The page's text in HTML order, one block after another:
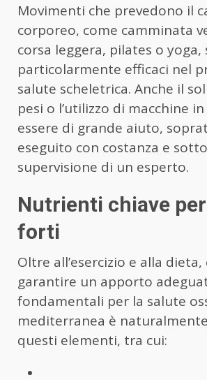
Movimenti che prevedono il
corporeo, come camminata
corsa leggera, pilates o yoga,
particolarmente efficaci nel
salute scheletrica. Anche il
pesi o l’utilizzo di macchine
essere di grande aiuto,
eseguito con costanza e
supervisione di un esperto.
Nutrienti chiave
forti
Oltre all’esercizio e alla
garantire un apporto
fondamentali per la salute
mediterranea è
questi elementi, tra cui: